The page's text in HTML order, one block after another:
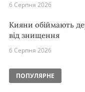
6 Серпня 2026
Кияни обіймають
від знищення
6 Серпня 2026
ПОПУЛЯРНЕ